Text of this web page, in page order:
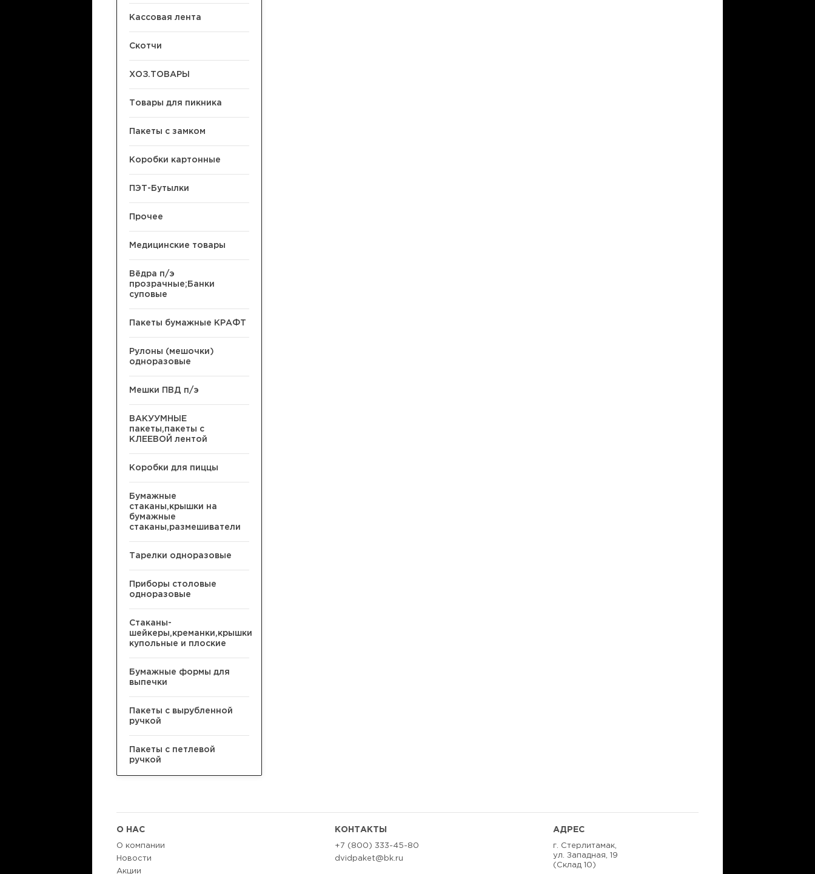
Кассовая лента
Скотчи
ХОЗ.ТОВАРЫ
Товары для пикника
Пакеты с замком
Коробки картонные
ПЭТ-Бутылки
Прочее
Медицинские товары
Вёдра п/э
прозрачные;Банки
суповые
Пакеты бумажные КРАФТ
Рулоны (мешочки)
одноразовые
Мешки ПВД п/э
ВАКУУМНЫЕ
пакеты,пакеты с
КЛЕЕВОЙ лентой
Коробки для пиццы
Бумажные
стаканы,крышки на
бумажные
стаканы,размешиватели
Тарелки одноразовые
Приборы столовые
одноразовые
Стаканы-
шейкеры,креманки,крышки
купольные и плоские
Бумажные формы для
выпечки
Пакеты с вырубленной
ручкой
Пакеты с петлевой
ручкой
О НАС
О компании
Новости
Акции
КОНТАКТЫ
+7 (800) 333-45-80
dvidpaket@bk.ru
АДРЕС
г. Стерлитамак,
ул. Западная, 19
(Склад 10)